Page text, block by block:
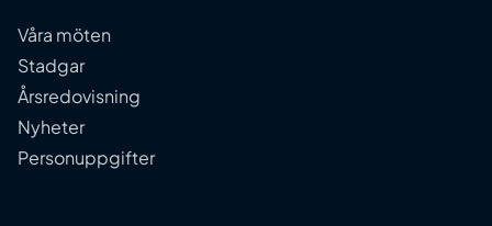
Våra möten
Stadgar
Årsredovisning
Nyheter
Personuppgifter